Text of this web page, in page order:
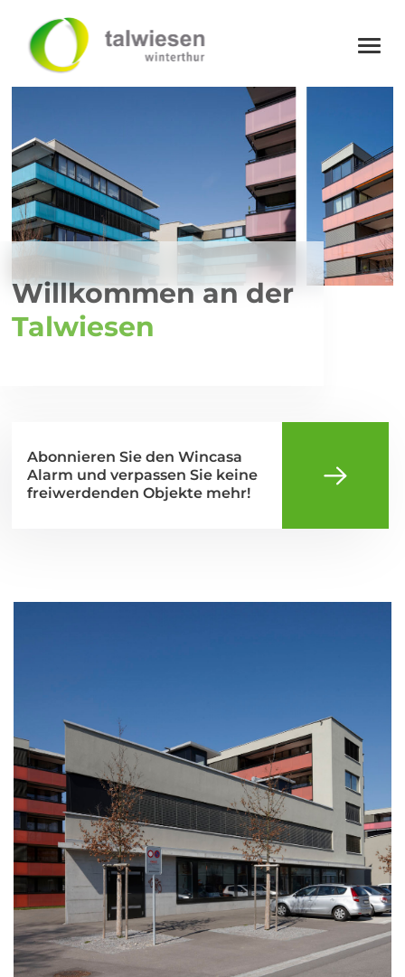
Willkommen an der
Talwiesen
Abonnieren Sie den Wincasa
Alarm und verpassen Sie keine
freiwerdenden Objekte mehr!